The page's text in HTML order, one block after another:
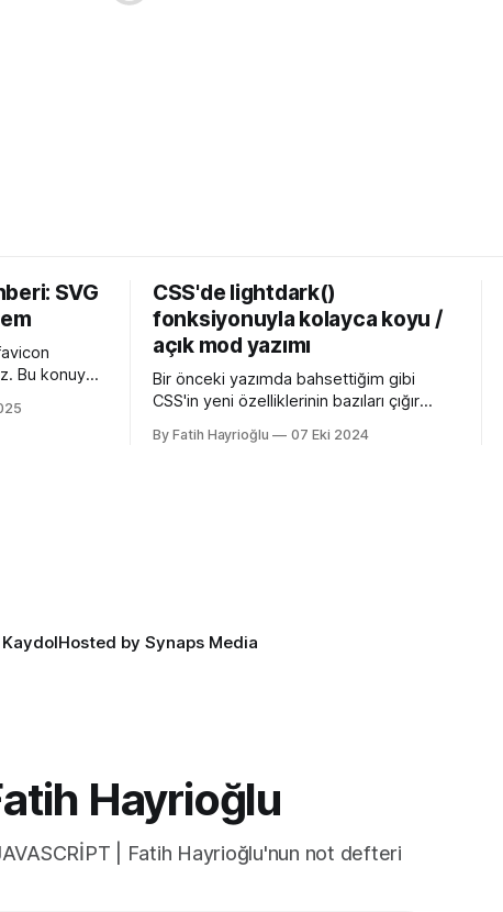
SVG
Bu konuyu
favicon
CSS'de lightdark()
fonksiyonuyla kolayca koyu /
açık mod yazımı
Bir önceki yazımda bahsettiğim gibi
CSS'in yeni özelliklerinin bazıları çığır
deneyimini iyileştirme yönünde özellikler
By Fatih Hayrioğlu 07 Eki 2024
KaydolHosted by Synaps Media
Hayrioğlu
| Fatih Hayrioğlu'nun not defteri